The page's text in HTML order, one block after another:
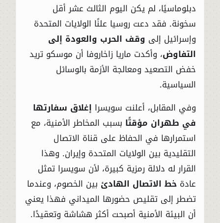
دبلوماسيًا، لم يكن اليوم الثالث عشر أقل
سخونة. فقد دعت روسيا علنًا الولايات المتحدة
وإسرائيل إلى وقف الحرب والعودة إلى
التفاوض، وأكدت ماريا زاخاروفا أن موسكو تريد
خفض التصعيد ومعالجة الأزمة بالوسائل
السياسية.
وفي المقابل، أعلنت سويسرا إغلاق سفارتها
في طهران مؤقتًا بسبب المخاطر الأمنية، مع
استمرارها في الحفاظ على قناة الاتصال
التقليدية بين الولايات المتحدة وإيران. وهذا
القرار له دلالة رمزية كبيرة، لأن سويسرا تمثل
عادة خط الاتصال الهادئ بين الخصوم، وعندما
تضطر إلى تقليص حضورها الميداني فهذا يعني
أن البيئة الأمنية أصبحت أكثر هشاشة وتعقيدًا.